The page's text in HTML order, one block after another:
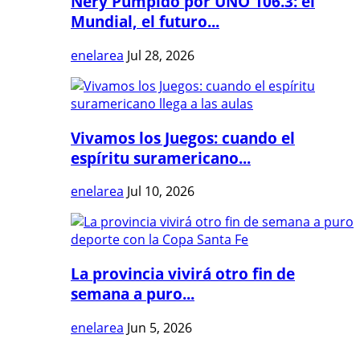
Mundial, el futuro...
enelarea Jul 28, 2026
Vivamos los Juegos: cuando el
espíritu suramericano...
enelarea Jul 10, 2026
La provincia vivirá otro fin de
semana a puro...
enelarea Jun 5, 2026